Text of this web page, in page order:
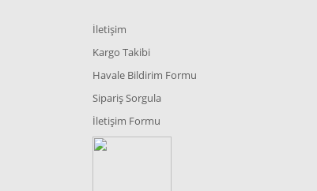
İletişim
Kargo Takibi
Havale Bildirim Formu
Sipariş Sorgula
İletişim Formu